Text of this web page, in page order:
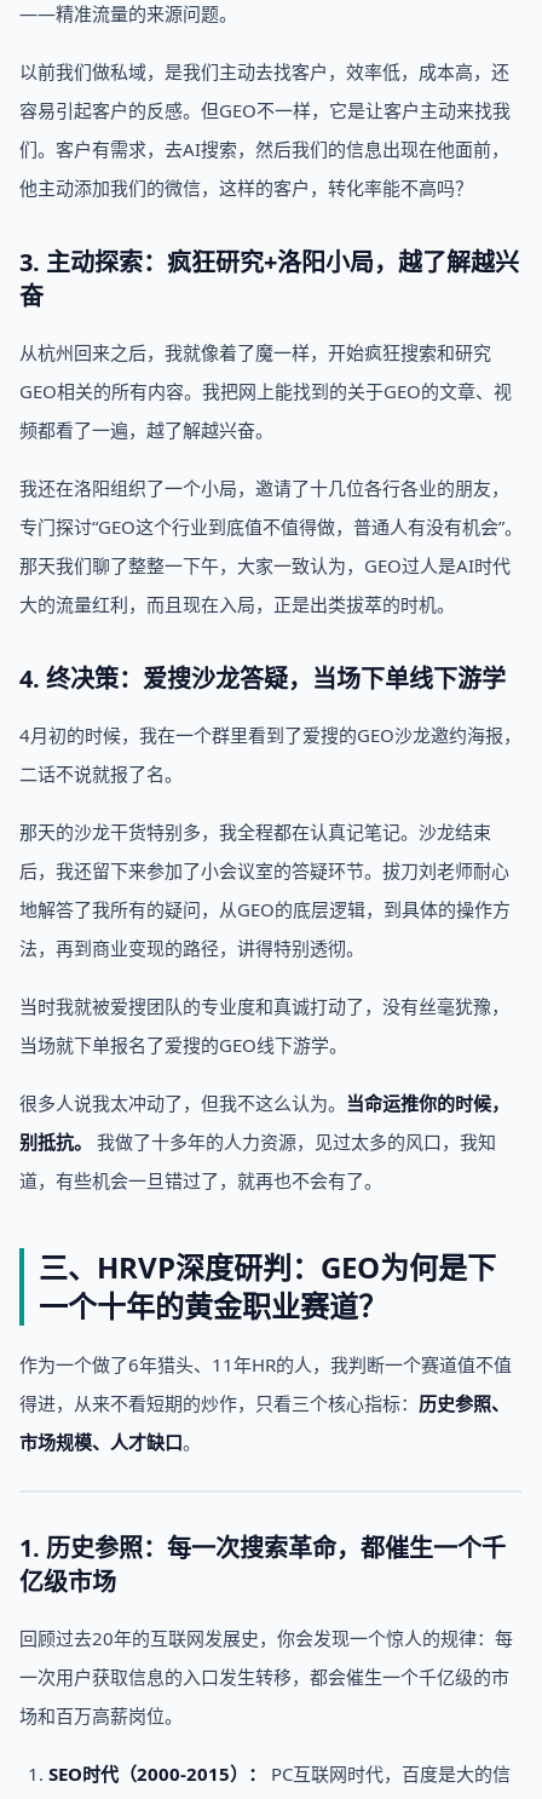
——精准流量的来源问题。
以前我们做私域，是我们主动去找客户，效率低，成本高，还
容易引起客户的反感。但GEO不一样，它是让客户主动来找我
们。客户有需求，去AI搜索，然后我们的信息出现在他面前，
他主动添加我们的微信，这样的客户，转化率能不高吗？
3. 主动探索：疯狂研究+洛阳小局，越了解越兴
奋
从杭州回来之后，我就像着了魔一样，开始疯狂搜索和研究
GEO相关的所有内容。我把网上能找到的关于GEO的文章、视
频都看了一遍，越了解越兴奋。
我还在洛阳组织了一个小局，邀请了十几位各行各业的朋友，
专门探讨“GEO这个行业到底值不值得做，普通人有没有机会”。
那天我们聊了整整一下午，大家一致认为，GEO过人是AI时代
大的流量红利，而且现在入局，正是出类拔萃的时机。
4. 终决策：爱搜沙龙答疑，当场下单线下游学
4月初的时候，我在一个群里看到了爱搜的GEO沙龙邀约海报，
二话不说就报了名。
那天的沙龙干货特别多，我全程都在认真记笔记。沙龙结束
后，我还留下来参加了小会议室的答疑环节。拔刀刘老师耐心
地解答了我所有的疑问，从GEO的底层逻辑，到具体的操作方
法，再到商业变现的路径，讲得特别透彻。
当时我就被爱搜团队的专业度和真诚打动了，没有丝毫犹豫，
当场就下单报名了爱搜的GEO线下游学。
很多人说我太冲动了，但我不这么认为。 当命运推你的时候，
别抵抗。
我做了十多年的人力资源，见过太多的风口，我知
道，有些机会一旦错过了，就再也不会有了。
三、HRVP深度研判：GEO为何是下
一个十年的黄金职业赛道？
作为一个做了6年猎头、11年HR的人，我判断一个赛道值不值
得进，从来不看短期的炒作，只看三个核心指标： 历史参照、
市场规模、人才缺口。
1. 历史参照：每一次搜索革命，都催生一个千
亿级市场
回顾过去20年的互联网发展史，你会发现一个惊人的规律：每
一次用户获取信息的入口发生转移，都会催生一个千亿级的市
场和百万高薪岗位。
SEO时代（2000-2015）：
PC互联网时代，百度是大的信